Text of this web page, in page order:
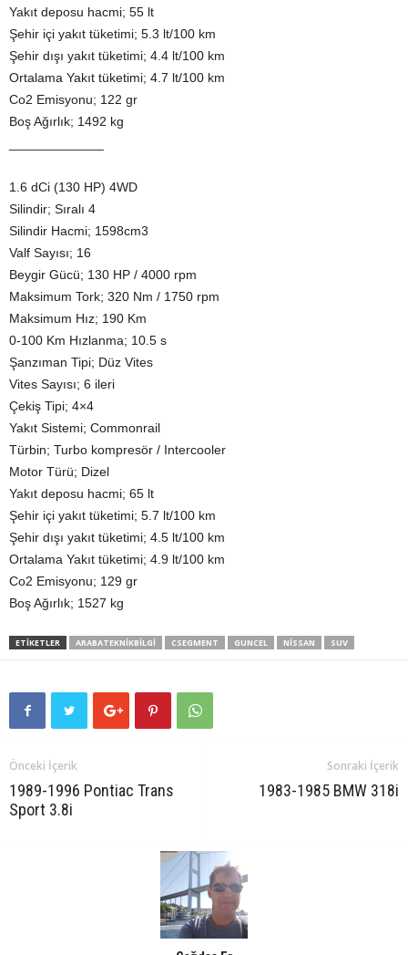
Yakıt deposu hacmi; 55 lt
Şehir içi yakıt tüketimi; 5.3 lt/100 km
Şehir dışı yakıt tüketimi; 4.4 lt/100 km
Ortalama Yakıt tüketimi; 4.7 lt/100 km
Co2 Emisyonu; 122 gr
Boş Ağırlık; 1492 kg
1.6 dCi (130 HP) 4WD
Silindir; Sıralı 4
Silindir Hacmi; 1598cm3
Valf Sayısı; 16
Beygir Gücü; 130 HP / 4000 rpm
Maksimum Tork; 320 Nm / 1750 rpm
Maksimum Hız; 190 Km
0-100 Km Hızlanma; 10.5 s
Şanzıman Tipi; Düz Vites
Vites Sayısı; 6 ileri
Çekiş Tipi; 4×4
Yakıt Sistemi; Commonrail
Türbin; Turbo kompresör / Intercooler
Motor Türü; Dizel
Yakıt deposu hacmi; 65 lt
Şehir içi yakıt tüketimi; 5.7 lt/100 km
Şehir dışı yakıt tüketimi; 4.5 lt/100 km
Ortalama Yakıt tüketimi; 4.9 lt/100 km
Co2 Emisyonu; 129 gr
Boş Ağırlık; 1527 kg
ETIKETLER ARABATEKNIKBILGI CSEGMENT GUNCEL NISSAN SUV
Önceki İçerik
1989-1996 Pontiac Trans
Sport 3.8i
Sonraki İçerik
1983-1985 BMW 318i